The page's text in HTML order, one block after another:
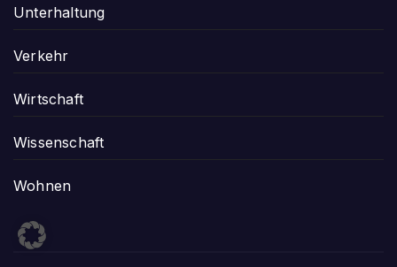
Unterhaltung
Verkehr
Wirtschaft
Wissenschaft
Wohnen